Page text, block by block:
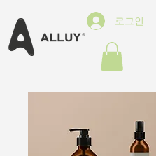
로그인